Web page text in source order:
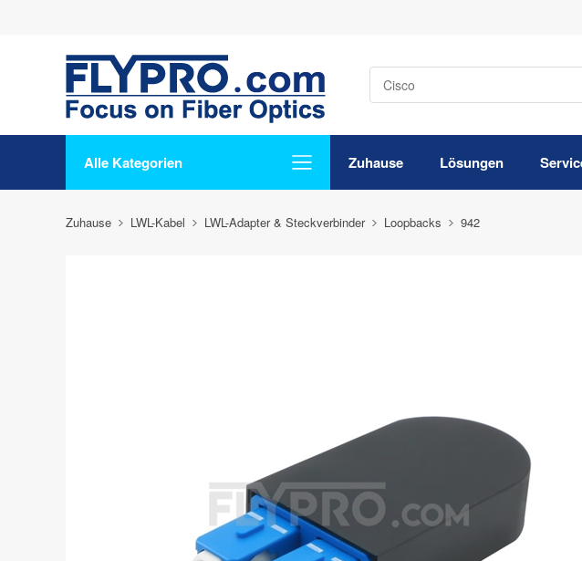
Alle Kategorien Zuhause Lösungen
Zuhause LWL-Kabel LWL-Adapter & Steckverbinder Loopbacks 942